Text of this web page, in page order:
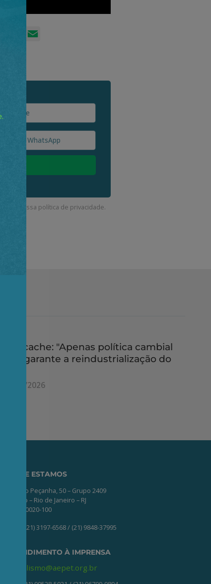
FacebookLinkedIn
a nossa política de privacidade.
Deccache: "Apenas política cambial
não garante a reindustrialização do
27/05/2026
ONDE ESTAMOS
Av. Nilo Peçanha, 50 – Grupo 2409
Centro – Rio de Janeiro – RJ
CEP: 20020-100
(21) 3197-6568 / (21) 9848-37995
ATENDIMENTO À IMPRENSA
jornalismo@aepet.org.br